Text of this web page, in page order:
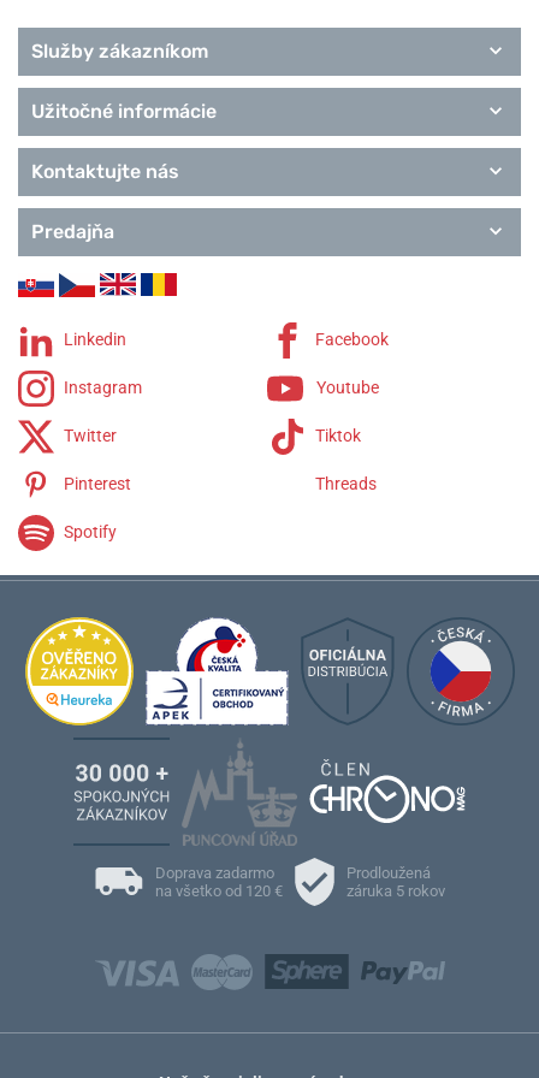
Služby zákazníkom
Užitočné informácie
Kontaktujte nás
Predajňa
Linkedin Facebook
Instagram Youtube
Twitter Tiktok
Pinterest Threads
Spotify
Doprava zadarmo
na všetko od 120 €
Prodloužená
záruka 5 rokov